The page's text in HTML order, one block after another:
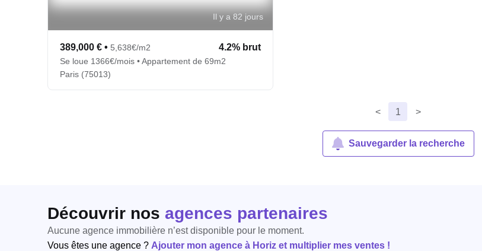
Il y a 82 jours
389,000 € • 5,638€/m2 4.2% brut
Se loue 1366€/mois • Appartement de 69m2
Paris (75013)
< 1 >
Sauvegarder la recherche
Découvrir nos agences partenaires
Aucune agence immobilière n’est disponible pour le moment.
Vous êtes une agence ? Ajouter mon agence à Horiz et multiplier mes ventes !